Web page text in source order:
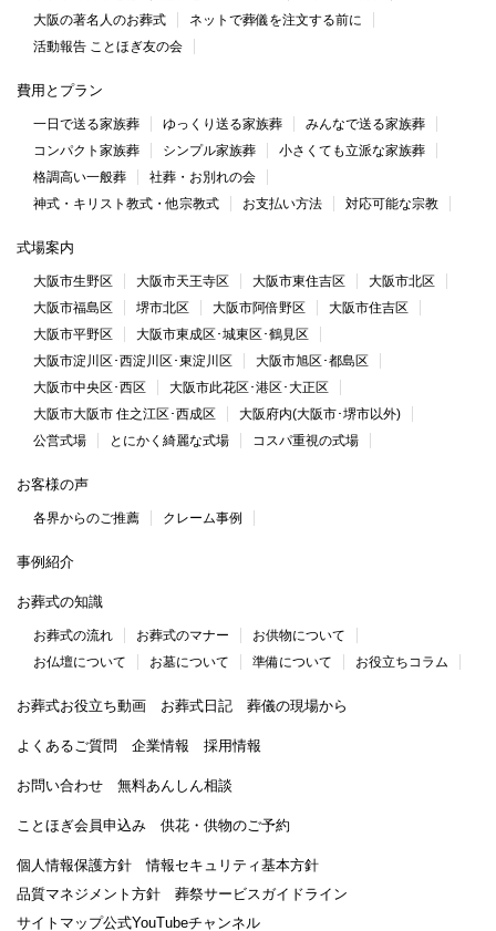
大阪の著名人のお葬式
ネットで葬儀を注文する前に
活動報告 ことほぎ友の会
費用とプラン
一日で送る家族葬 ゆっくり送る家族葬
みんなで送る家族葬
コンパクト家族葬
シンプル家族葬
小さくても立派な家族葬
格調高い一般葬
社葬・お別れの会
神式・キリスト教式・他宗教式
お支払い方法 対応可能な宗教
式場案内
大阪市生野区 大阪市天王寺区 大阪市東住吉区
大阪市北区
大阪市福島区
堺市北区 大阪市阿倍野区
大阪市住吉区
大阪市平野区
大阪市東成区･城東区･鶴見区
大阪市淀川区･西淀川区･東淀川区
大阪市旭区･都島区
大阪市中央区･西区
大阪市此花区･港区･大正区
大阪市大阪市 住之江区･西成区
大阪府内(大阪市･堺市以外)
公営式場
とにかく綺麗な式場 コスパ重視の式場
お客様の声
各界からのご推薦 クレーム事例
事例紹介
お葬式の知識
お葬式の流れ お葬式のマナー
お供物について
お仏壇について
お墓について 準備について お役立ちコラム
お葬式お役立ち動画 お葬式日記 葬儀の現場から
よくあるご質問 企業情報 採用情報
お問い合わせ 無料あんしん相談
ことほぎ会員申込み 供花・供物のご予約
個人情報保護方針
情報セキュリティ基本方針
品質マネジメント方針
葬祭サービスガイドライン
サイトマップ公式YouTubeチャンネル